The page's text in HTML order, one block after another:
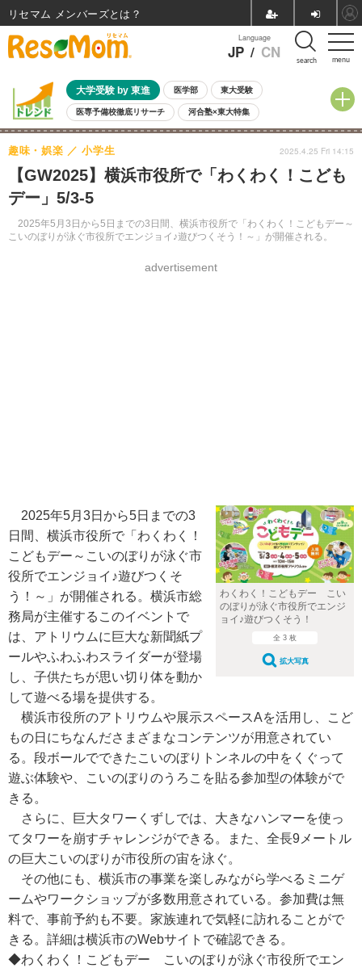
menu
Language
JP / CN search
大学受験 by 東進 医学部 東大受験
医専予備校徹底リサーチ 河合塾×東大特集
親子で考える大学選び 高校受験 中学受験 小学校受験
共通テスト 夏休み
8月開催イベント・WS 全国公立高校 過去問 人気記事
自由研究教材（小学生向け）
【GW2025】横浜市役所で「わくわく！こども
デー」5/3-5
2025年5月3日から5日までの3日間、横浜市役所で「わくわく！こどもデー～
こいのぼりが泳ぐ市役所でエンジョイ♪遊びつくそう！～」が開催される。
趣味・娯楽 小学生
advertisement
2025.4.25 Fri 14:15
わくわく！こどもデー こい
のぼりが泳ぐ市役所でエンジ
ョイ♪遊びつくそう！
全 3 枚
拡大写真
2025年5月3日から5日までの3
日間、横浜市役所で「わくわく！
こどもデー～こいのぼりが泳ぐ市
役所でエンジョイ♪遊びつくそ
う！～」が開催される。横浜市総
務局が主催するこのイベントで
は、アトリウムに巨大な新聞紙プ
ールやふわふわスライダーが登場
し、子供たちが思い切り体を動か
して遊べる場を提供する。
横浜市役所のアトリウムや展示スペースAを活用し、こど
もの日にちなんださまざまなコンテンツが用意されてい
る。段ボールでできたこいのぼりトンネルの中をくぐって
遊ぶ体験や、こいのぼりのうろこを貼る参加型の体験がで
きる。
さらに、巨大タワーくずしでは、大きなハンマーを使っ
てタワーを崩すチャレンジができる。また、全長9メートル
の巨大こいのぼりが市役所の宙を泳ぐ。
その他にも、横浜市の事業を楽しみながら学べるミニゲ
ームやワークショップが多数用意されている。参加費は無
料で、事前予約も不要。家族連れで気軽に訪れることがで
きる。詳細は横浜市のWebサイトで確認できる。
◆わくわく！こどもデー こいのぼりが泳ぐ市役所でエン
リセマム メンバーズ